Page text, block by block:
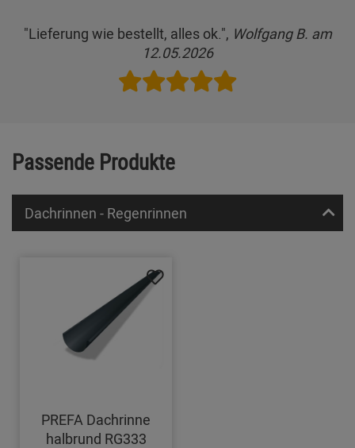
"Lieferung wie bestellt, alles ok.", Wolfgang B. am
12.05.2026
Passende Produkte
Dachrinnen - Regenrinnen
PREFA Dachrinne
halbrund RG333